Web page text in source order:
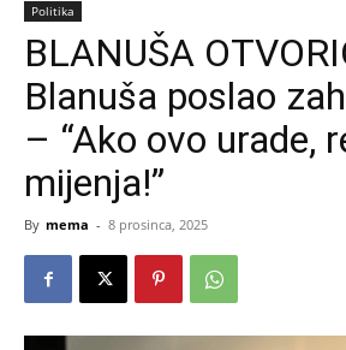
Politika
BLANUŠA
Blanuša poslao
– “Ako ovo urade,
mijenja!”
By mema - 8 prosinca, 2025